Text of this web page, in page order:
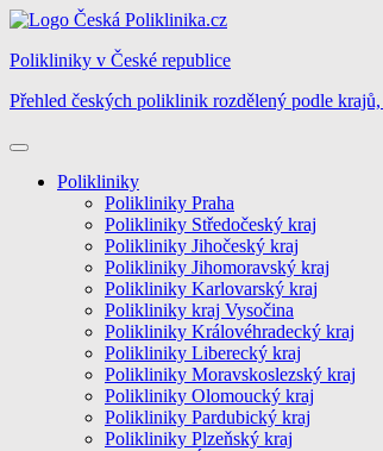
Skip
content
Polikliniky v České republice
Přehled českých poliklinik rozdělený podle
Polikliniky
Polikliniky Praha
Polikliniky Středočeský kraj
Polikliniky Jihočeský kraj
Polikliniky Jihomoravský kraj
Polikliniky Karlovarský kraj
Polikliniky kraj Vysočina
Polikliniky Královéhradecký kraj
Polikliniky Liberecký kraj
Polikliniky Moravskoslezský kraj
Polikliniky Olomoucký kraj
Polikliniky Pardubický kraj
Polikliniky Plzeňský kraj